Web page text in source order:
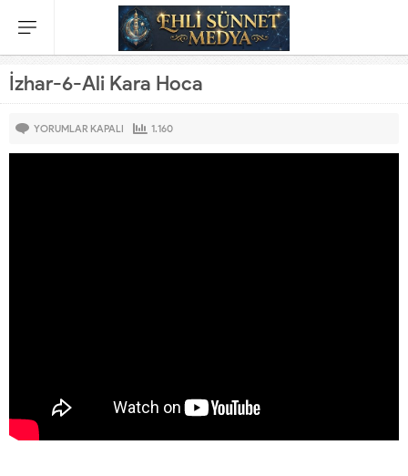
İzhar-6-Ali Kara Hoca
YORUMLAR KAPALI 1.160